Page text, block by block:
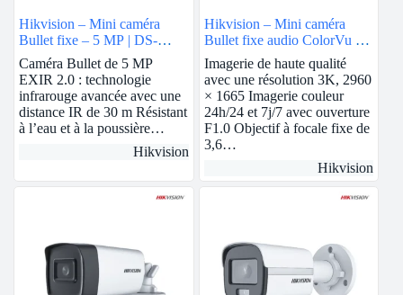
Hikvision – Mini caméra
Bullet fixe – 5 MP | DS-
2CE16H0T-ITF
Caméra Bullet de 5 MP
EXIR 2.0 : technologie
infrarouge avancée avec une
distance IR de 30 m Résistant
à l’eau et à la poussière…
Hikvision
Hikvision – Mini caméra
Bullet fixe audio ColorVu 3K
| DS-2CE10KF0T-FS
Imagerie de haute qualité
avec une résolution 3K, 2960
× 1665 Imagerie couleur
24h/24 et 7j/7 avec ouverture
F1.0 Objectif à focale fixe de
3,6…
Hikvision